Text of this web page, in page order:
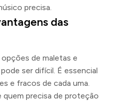
precisa.
das
de maletas e
ser difícil. É essencial
e fracos de cada uma.
quem precisa de proteção